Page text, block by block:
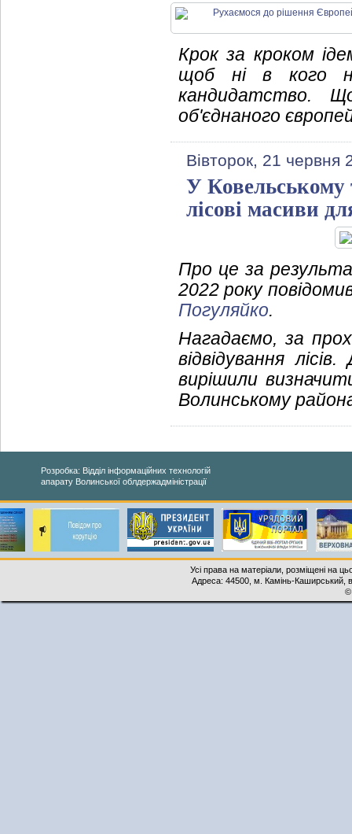
Крок за кроком
щоб ні в кого
кандидатство.
об'єднаного
Вівторок, 21 червня
У Ковельському
лісові масиви
Про це за
2022 року
Погуляйко.
Нагадаємо, за
відвідування
вирішили
Волинському
Розробка: Відділ інформаційних технологій
апарату Волинської облдержадміністрації
Усі права на матеріали, розміщені на
Адреса: 44500, м. Камінь-Каширський,
©